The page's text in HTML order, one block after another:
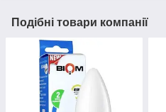
Подібні товари компанії